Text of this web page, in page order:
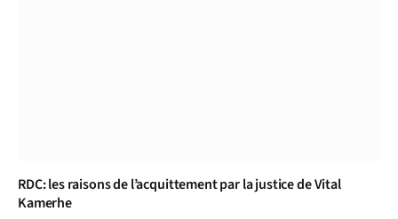
RDC: les raisons de l’acquittement par la justice de Vital
Kamerhe